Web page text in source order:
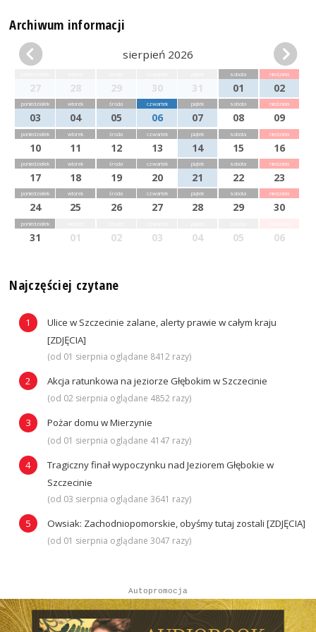
Archiwum informacji
sierpień 2026
27 28 29 30 31
sobota
01
niedziela
02
poniedziałek
03
wtorek
04
środa
05
czwartek
06
piątek
07
sobota
08
niedziela
09
poniedziałek
10
wtorek
11
środa
12
czwartek
13
piątek
14
sobota
15
niedziela
16
poniedziałek
17
wtorek
18
środa
19
czwartek
20
piątek
21
sobota
22
niedziela
23
poniedziałek
24
wtorek
25
środa
26
czwartek
27
piątek
28
sobota
29
niedziela
30
poniedziałek
31 01 02 03 04 05 06
Najczęściej czytane
Ulice w Szczecinie zalane, alerty prawie w całym kraju
[ZDJĘCIA]
(od 01 sierpnia oglądane 8412 razy)
Akcja ratunkowa na jeziorze Głębokim w Szczecinie
(od 02 sierpnia oglądane 4852 razy)
Pożar domu w Mierzynie
(od 01 sierpnia oglądane 4147 razy)
Tragiczny finał wypoczynku nad Jeziorem Głębokie w
Szczecinie
(od 03 sierpnia oglądane 3641 razy)
Owsiak: Zachodniopomorskie, obyśmy tutaj zostali [ZDJĘCIA]
(od 01 sierpnia oglądane 3047 razy)
Autopromocja